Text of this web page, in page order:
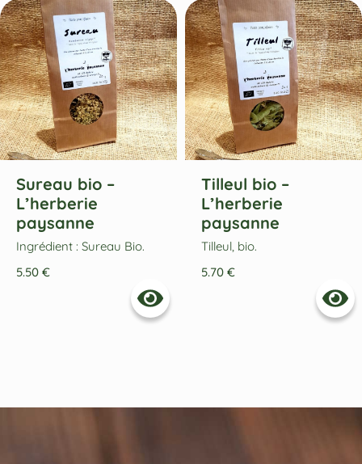
Sureau bio –
L’herberie
paysanne
Ingrédient : Sureau Bio.
5.50 €
Tilleul bio –
L’herberie
paysanne
Tilleul, bio.
5.70 €